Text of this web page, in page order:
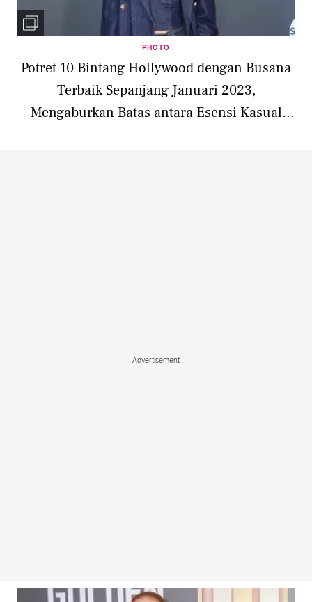
PHOTO
Potret 10 Bintang Hollywood dengan Busana
Terbaik Sepanjang Januari 2023,
Mengaburkan Batas antara Esensi Kasual
Advertisement